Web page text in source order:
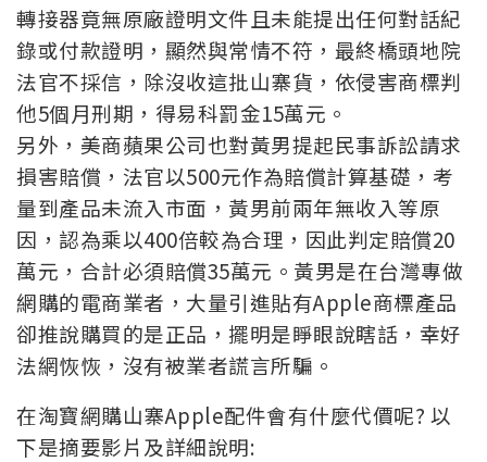
轉接器竟無原廠證明文件且未能提出任何對話紀
錄或付款證明，顯然與常情不符，最終橋頭地院
法官不採信，除沒收這批山寨貨，依侵害商標判
他5個月刑期，得易科罰金15萬元。
另外，美商蘋果公司也對黃男提起民事訴訟請求
損害賠償，法官以500元作為賠償計算基礎，考
量到產品未流入市面，黃男前兩年無收入等原
因，認為乘以400倍較為合理，因此判定賠償20
萬元，合計必須賠償35萬元。 黃男是在台灣專做
網購的電商業者，大量引進貼有Apple商標產品
卻推說購買的是正品，擺明是睜眼說瞎話，幸好
法網恢恢，沒有被業者謊言所騙。
在淘寶網購山寨Apple配件會有什麼代價呢? 以
下是摘要影片及詳細說明: